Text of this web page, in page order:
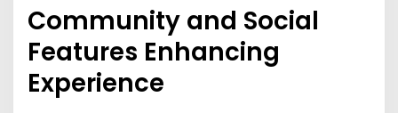
Community and Social
Features Enhancing
Experience